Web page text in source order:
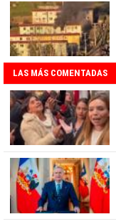
LAS MÁS COMENTADAS